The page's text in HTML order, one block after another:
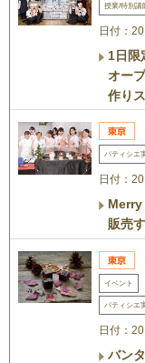
授業/特別講
日付：
1日限
オー
作り
パティシエ
日付：
Merry
販売
イベント
パティシエ
日付：
バン